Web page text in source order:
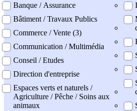
Banque / Assurance
Bâtiment / Travaux Publics
Commerce / Vente (3)
Communication / Multimédia
Conseil / Etudes
Direction d'entreprise
Espaces verts et naturels /
Agriculture / Pêche / Soins aux
animaux